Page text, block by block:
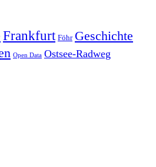
Frankfurt Föhr Geschichte
Open Data Ostsee-Radweg